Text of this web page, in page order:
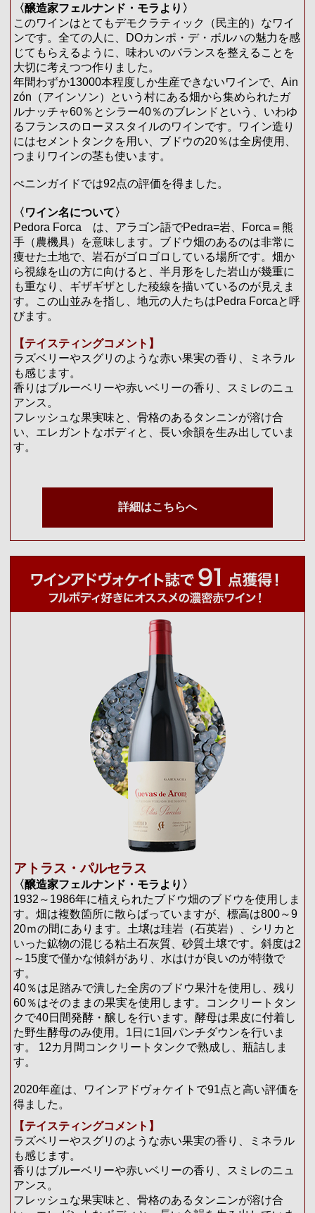
〈醸造家フェルナンド・モラより〉
このワインはとてもデモクラティック（民主的）なワイ
ンです。全ての人に、DOカンポ・デ・ボルハの魅力を感
じてもらえるように、味わいのバランスを整えることを
大切に考えつつ作りました。
年間わずか13000本程度しか生産できないワインで、Ain
zón（アインソン）という村にある畑から集められたガ
ルナッチャ60％とシラー40％のブレンドという、いわゆ
るフランスのローヌスタイルのワインです。ワイン造り
にはセメントタンクを用い、ブドウの20％は全房使用、
つまりワインの茎も使います。
ぺニンガイドでは92点の評価を得ました。
〈ワイン名について〉
Pedora Forca は、アラゴン語でPedra=岩、Forca＝熊
手（農機具）を意味します。ブドウ畑のあるのは非常に
痩せた土地で、岩石がゴロゴロしている場所です。畑か
ら視線を山の方に向けると、半月形をした岩山が幾重に
も重なり、ギザギザとした稜線を描いているのが見えま
す。この山並みを指し、地元の人たちはPedra Forcaと呼
びます。
【テイスティングコメント】
ラズベリーやスグリのような赤い果実の香り、ミネラル
も感じます。
香りはブルーベリーや赤いベリーの香り、スミレのニュ
アンス。
フレッシュな果実味と、骨格のあるタンニンが溶け合
い、エレガントなボディと、長い余韻を生み出していま
す。
詳細はこちらへ
アトラス・パルセラス
〈醸造家フェルナンド・モラより〉
1932～1986年に植えられたブドウ畑のブドウを使用しま
す。畑は複数箇所に散らばっていますが、標高は800～9
20ｍの間にあります。土壌は珪岩（石英岩）、シリカと
いった鉱物の混じる粘土石灰質、砂質土壌です。斜度は2
～15度で僅かな傾斜があり、水はけが良いのが特徴で
す。
40％は足踏みで潰した全房のブドウ果汁を使用し、残り
60％はそのままの果実を使用します。コンクリートタン
クで40日間発酵・醸しを行います。酵母は果皮に付着し
た野生酵母のみ使用。1日に1回パンチダウンを行いま
す。 12カ月間コンクリートタンクで熟成し、瓶詰しま
す。
2020年産は、ワインアドヴォケイトで91点と高い評価を
得ました。
【テイスティングコメント】
ラズベリーやスグリのような赤い果実の香り、ミネラル
も感じます。
香りはブルーベリーや赤いベリーの香り、スミレのニュ
アンス。
フレッシュな果実味と、骨格のあるタンニンが溶け合